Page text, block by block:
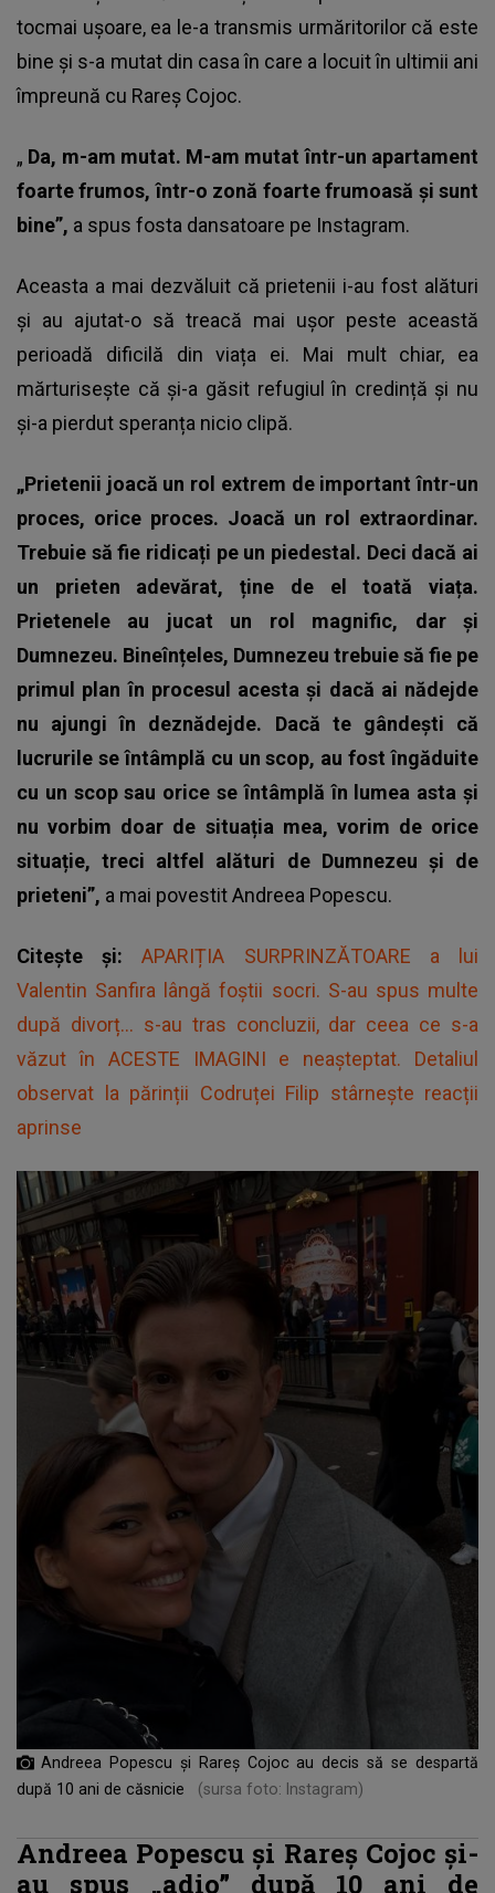
tocmai ușoare, ea le-a transmis urmăritorilor că este
bine și s-a mutat din casa în care a locuit în ultimii ani
împreună cu Rareș Cojoc.
„ Da, m-am mutat. M-am mutat într-un apartament
foarte frumos, într-o zonă foarte frumoasă și sunt
bine”, a spus fosta dansatoare pe Instagram.
Aceasta a mai dezvăluit că prietenii i-au fost alături
și au ajutat-o să treacă mai ușor peste această
perioadă dificilă din viața ei. Mai mult chiar, ea
mărturisește că și-a găsit refugiul în credință și nu
și-a pierdut speranța nicio clipă.
„Prietenii joacă un rol extrem de important într-un
proces, orice proces. Joacă un rol extraordinar.
Trebuie să fie ridicați pe un piedestal. Deci dacă ai
un prieten adevărat, ține de el toată viața.
Prietenele au jucat un rol magnific, dar și
Dumnezeu. Bineînțeles, Dumnezeu trebuie să fie pe
primul plan în procesul acesta și dacă ai nădejde
nu ajungi în deznădejde. Dacă te gândești că
lucrurile se întâmplă cu un scop, au fost îngăduite
cu un scop sau orice se întâmplă în lumea asta și
nu vorbim doar de situația mea, vorim de orice
situație, treci altfel alături de Dumnezeu și de
prieteni”, a mai povestit Andreea Popescu.
Citește și:APARIȚIA SURPRINZĂTOARE a lui
Valentin Sanfira lângă foştii socri. S-au spus multe
după divorț... s-au tras concluzii, dar ceea ce s-a
văzut în ACESTE IMAGINI e neaşteptat. Detaliul
observat la părinții Codruței Filip stârneşte reacții
aprinse
Andreea Popescu și Rareș Cojoc au decis să se despartă
după 10 ani de căsnicie
(sursa foto: Instagram)
Andreea Popescu și Rareș Cojoc și-
au spus „adio” după 10 ani de